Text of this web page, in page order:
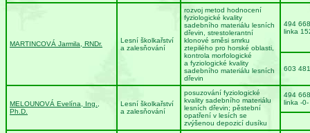
MARTINCOVÁ Jarmila, RNDr.
Lesní školkařství
a zalesňování
rozvoj metod hodnocení
fyziologické kvality
sadebního materiálu lesních
dřevin, strestolerantní
klonové směsi smrku
ztepilého pro horské oblasti,
kontrola morfologické
a fyziologické kvality
sadebního materiálu lesních
dřevin
494
linka
603
MELOUNOVÁ Evelína, Ing.,
Ph.D.
Lesní školkařství
a zalesňování
posuzování fyziologické
kvality sadebního materiálu
lesních dřevin; pěstební
opatření v lesích se
zvýšenou depozicí dusíku
494
linka -0-